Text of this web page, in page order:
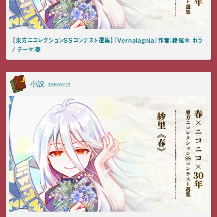
【東方ニコレクションSSコンテスト選集】『Vernalagnia』作者：鈴羅木 れう
/ テーマ：春
小説 2026/05/22